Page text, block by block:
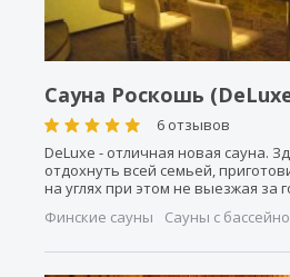
Сауна Роскошь
6 отзывов
DeLuxe - отличная новая сауна.
отдохнуть всей семьей,
на углях при этом не выезжая за
Финские сауны
Сауны с